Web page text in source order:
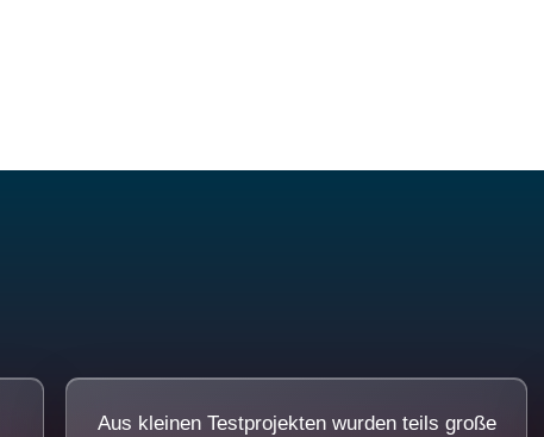
Aus kleinen Testprojekten wurden teils große